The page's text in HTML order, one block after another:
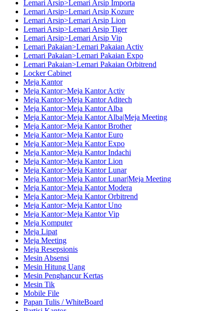
Lemari Arsip>Lemari Arsip Importa
Lemari Arsip>Lemari Arsip Kozure
Lemari Arsip>Lemari Arsip Lion
Lemari Arsip>Lemari Arsip Tiger
Lemari Arsip>Lemari Arsip Vip
Lemari Pakaian>Lemari Pakaian Activ
Lemari Pakaian>Lemari Pakaian Expo
Lemari Pakaian>Lemari Pakaian Orbitrend
Locker Cabinet
Meja Kantor
Meja Kantor>Meja Kantor Activ
Meja Kantor>Meja Kantor Aditech
Meja Kantor>Meja Kantor Alba
Meja Kantor>Meja Kantor Alba|Meja Meeting
Meja Kantor>Meja Kantor Brother
Meja Kantor>Meja Kantor Euro
Meja Kantor>Meja Kantor Expo
Meja Kantor>Meja Kantor Indachi
Meja Kantor>Meja Kantor Lion
Meja Kantor>Meja Kantor Lunar
Meja Kantor>Meja Kantor Lunar|Meja Meeting
Meja Kantor>Meja Kantor Modera
Meja Kantor>Meja Kantor Orbitrend
Meja Kantor>Meja Kantor Uno
Meja Kantor>Meja Kantor Vip
Meja Komputer
Meja Lipat
Meja Meeting
Meja Resepsionis
Mesin Absensi
Mesin Hitung Uang
Mesin Penghancur Kertas
Mesin Tik
Mobile File
Papan Tulis / WhiteBoard